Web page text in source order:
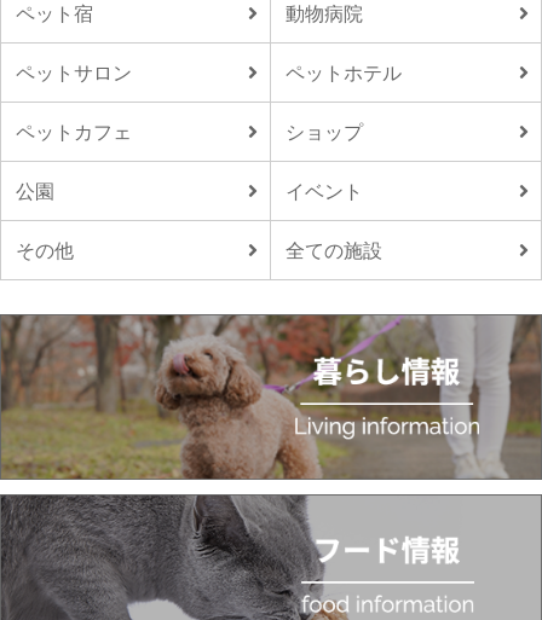
ペット宿 動物病院
ペットサロン ペットホテル
ペットカフェ ショップ
公園 イベント
その他 全ての施設